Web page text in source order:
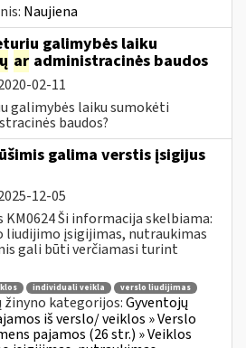
Naujiena
galimybės laiku
ar administracinės baudos
02-11
galimybės laiku sumokėti
baudos?
galima verstis įsigijus
12-05
Ši informacija skelbiama:
liudijimo įsigijimas, nutraukimas
gali būti verčiamasi turint
individuali veikla
verslo liudijimas
žinyno kategorijos:Gyventojų
iš verslo/ veiklos » Verslo
pajamos (26 str.) » Veiklos